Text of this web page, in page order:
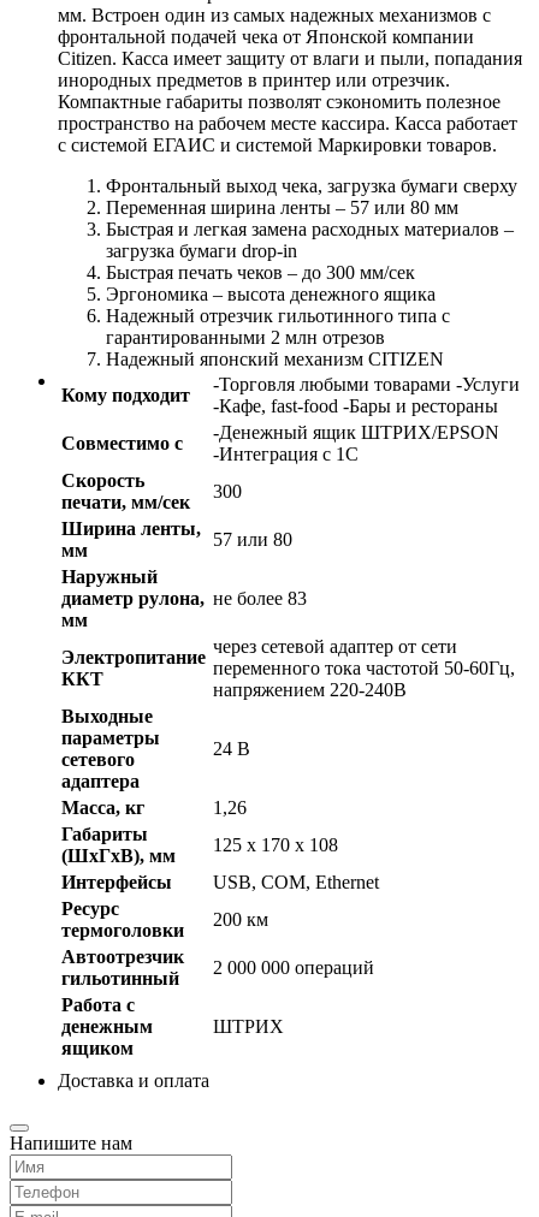
мм. Встроен один из самых надежных механизмов с
фронтальной подачей чека от Японской компании
Citizen. Касса имеет защиту от влаги и пыли, попадания
инородных предметов в принтер или отрезчик.
Компактные габариты позволят сэкономить полезное
пространство на рабочем месте кассира. Касса работает
с системой ЕГАИС и системой Маркировки товаров.
Фронтальный выход чека, загрузка бумаги сверху
Переменная ширина ленты – 57 или 80 мм
Быстрая и легкая замена расходных материалов –
загрузка бумаги drop-in
Быстрая печать чеков – до 300 мм/сек
Эргономика – высота денежного ящика
Надежный отрезчик гильотинного типа с
гарантированными 2 млн отрезов
Надежный японский механизм CITIZEN
Кому подходит
-Торговля любыми товарами -Услуги
-Кафе, fast-food -Бары и рестораны
Совместимо с
-Денежный ящик ШТРИХ/EPSON
-Интеграция с 1С
Скорость
печати, мм/сек
300
Ширина ленты,
мм
57 или 80
Наружный
диаметр рулона,
мм
не более 83
Электропитание
ККТ
через сетевой адаптер от сети
переменного тока частотой 50-60Гц,
напряжением 220-240В
Выходные
параметры
сетевого
адаптера
24 В
Масса, кг
1,26
Габариты
(ШхГхВ), мм
125 x 170 x 108
Интерфейсы
USB, COM, Ethernet
Ресурс
термоголовки
200 км
Автоотрезчик
гильотинный
2 000 000 операций
Работа с
денежным
ящиком
ШТРИХ
Доставка и оплата
Напишите нам